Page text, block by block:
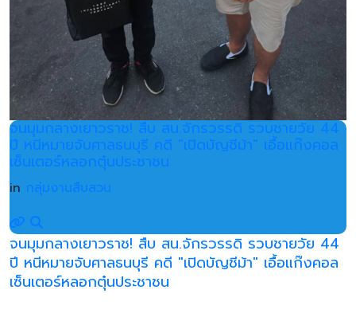
จนมุมกลางเยาวราช! สืบ สน.จักรวรรดิ รวบชายวัย 44
ปี หนีหมายจับศาลธนบุรี คดี "เปิดบัญชีม้า" เอื้อแก๊งคอล
เซ็นเตอร์หลอกตุ๋นประชาชน
in กลุ่มงานสืบสวน
จนมุมกลางเยาวราช! สืบ สน.จักรวรรดิ รวบชายวัย 44
ปี หนีหมายจับศาลธนบุรี คดี "เปิดบัญชีม้า" เอื้อแก๊งคอล
เซ็นเตอร์หลอกตุ๋นประชาชน